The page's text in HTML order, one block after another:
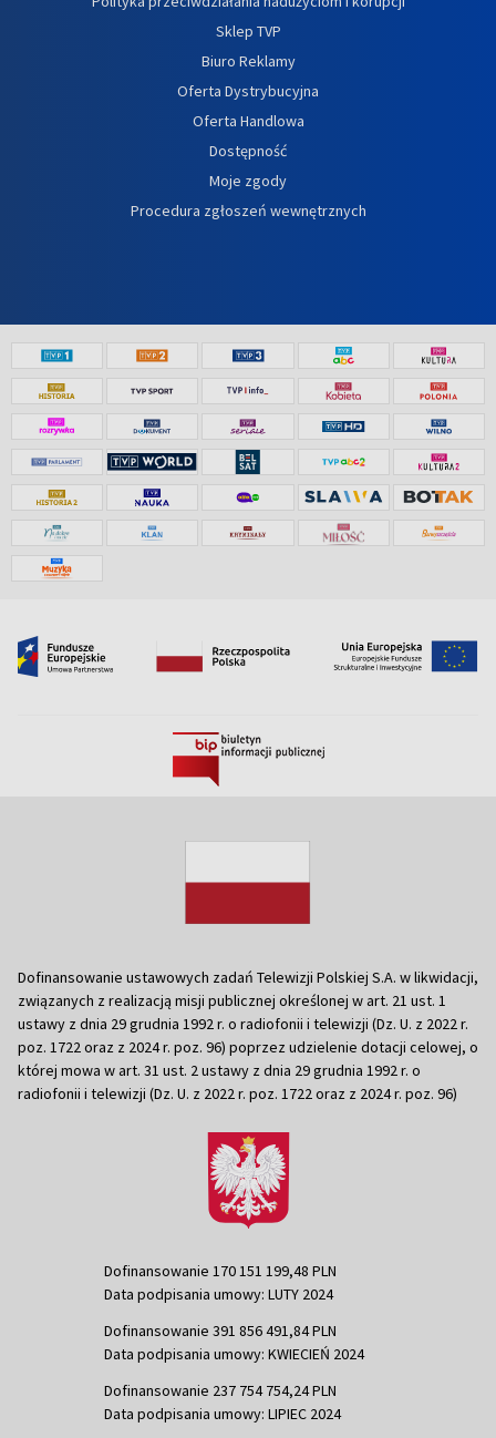
Sklep TVP
Biuro Reklamy
Oferta Dystrybucyjna
Oferta Handlowa
Dostępność
Moje zgody
Procedura zgłoszeń wewnętrznych
Dofinansowanie ustawowych zadań Telewizji Polskiej S.A. w likwidacji,
związanych z realizacją misji publicznej określonej w art. 21 ust. 1
ustawy z dnia 29 grudnia 1992 r. o radiofonii i telewizji (Dz. U. z 2022 r.
poz. 1722 oraz z 2024 r. poz. 96) poprzez udzielenie dotacji celowej, o
której mowa w art. 31 ust. 2 ustawy z dnia 29 grudnia 1992 r. o
radiofonii i telewizji (Dz. U. z 2022 r. poz. 1722 oraz z 2024 r. poz. 96)
Dofinansowanie 170 151 199,48 PLN
Data podpisania umowy: LUTY 2024
Dofinansowanie 391 856 491,84 PLN
Data podpisania umowy: KWIECIEŃ 2024
Dofinansowanie 237 754 754,24 PLN
Data podpisania umowy: LIPIEC 2024